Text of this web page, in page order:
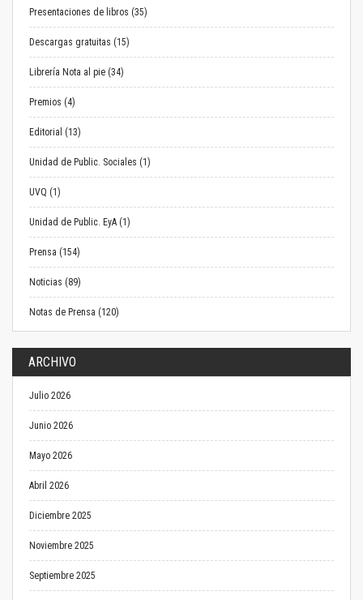
Presentaciones de libros (35)
Descargas gratuitas (15)
Librería Nota al pie (34)
Premios (4)
Editorial (13)
Unidad de Public. Sociales (1)
UVQ (1)
Unidad de Public. EyA (1)
Prensa (154)
Noticias (89)
Notas de Prensa (120)
ARCHIVO
Julio 2026
Junio 2026
Mayo 2026
Abril 2026
Diciembre 2025
Noviembre 2025
Septiembre 2025